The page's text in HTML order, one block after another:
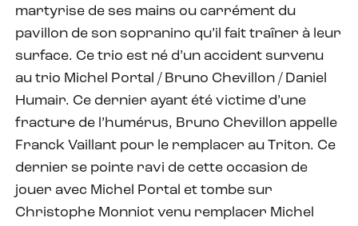
martyrise de ses mains ou carrément du
pavillon de son sopranino qu’il fait traîner à leur
surface. Ce trio est né d’un accident survenu
au trio Michel Portal / Bruno Chevillon / Daniel
Humair. Ce dernier ayant été victime d’une
fracture de l’humérus, Bruno Chevillon appelle
Franck Vaillant pour le remplacer au Triton. Ce
dernier se pointe ravi de cette occasion de
jouer avec Michel Portal et tombe sur
Christophe Monniot venu remplacer Michel